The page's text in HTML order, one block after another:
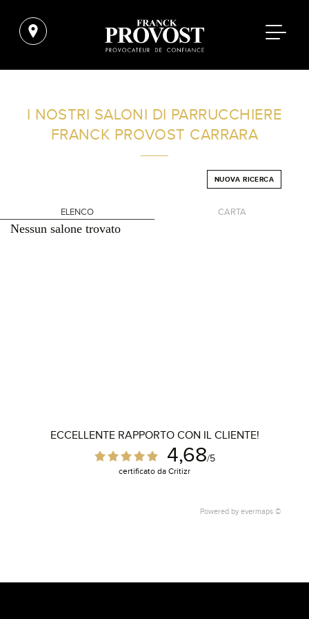
FILTRI AVANZATI
I NOSTRI SALONI DI PARRUCCHIERE
FRANCK PROVOST CARRARA
NUOVA RICERCA
ELENCO CARTA
Nessun salone trovato
ECCELLENTE RAPPORTO CON IL CLIENTE!
4,68/5
certificato da Critizr
Powered by evermaps ©